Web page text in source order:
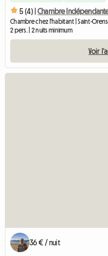
5 (4) |
Chambre chez l'habitant | Saint-
2 pers. | 2 nuits minimum
Voir
36 € / nuit